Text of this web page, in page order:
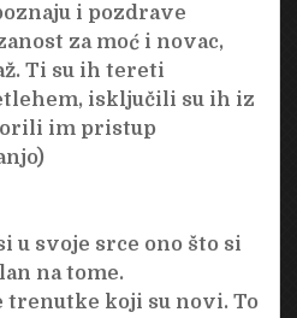
i pozdrave
za moć i novac,
Ti su ih tereti
isključili su ih iz
im pristup
u svoje srce ono što si
na tome.
trenutke koji su novi. To